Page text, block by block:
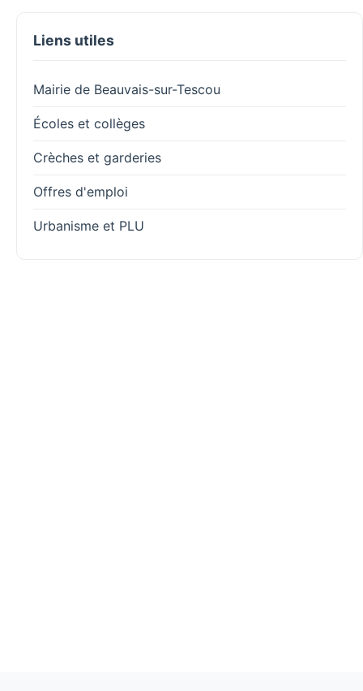
Liens utiles
Mairie de Beauvais-sur-Tescou
Écoles et collèges
Crèches et garderies
Offres d'emploi
Urbanisme et PLU